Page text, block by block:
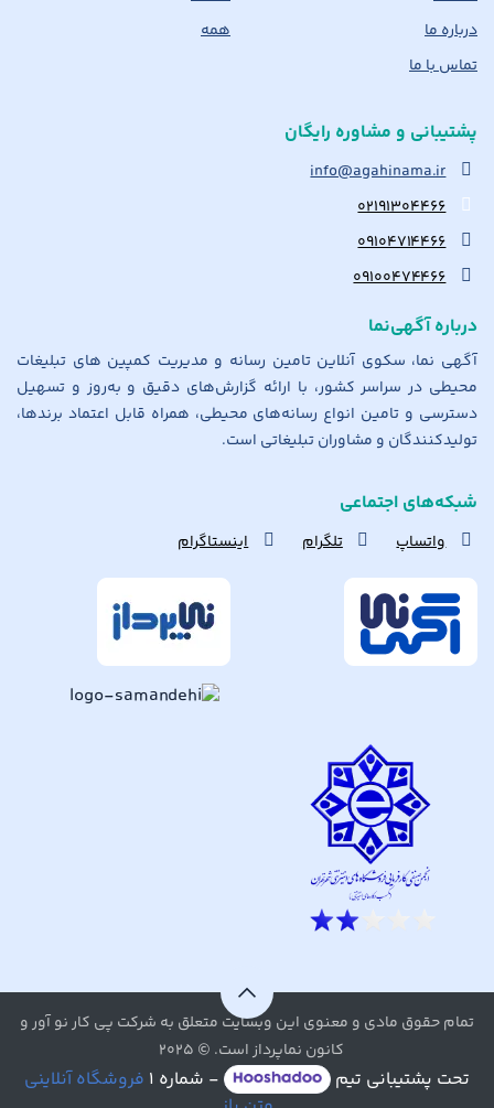
درباره ما
تماس با ما
همه
پشتیبانی و مشاوره رایگان
info@agahinama.ir
۰۲۱۹۱۳۰۴۴۶۶
۰۹۱۰۴۷۱۴۴۶۶
۰۹۱۰۰۴۷۴۴۶۶
درباره آگهی‌نما
آگهی نما، سکوی آنلاین تامین رسانه و مدیریت کمپین های تبلیغات
محیطی در سراسر کشور، با ارائه گزارش‌های دقیق و به‌روز و تسهیل
دسترسی و تامین انواع رسانه‌های محیطی، همراه قابل اعتماد برندها،
تولیدکنندگان و مشاوران تبلیغاتی است.
شبکه‌های اجتماعی
واتساپ تلگرام اینستاگرام
تمام حقوق مادی و معنوی این وبسایت متعلق به شرکت پی کار نو آور و
کانون نماپرداز است. © ۲۰۲۵
تحت پشتیبانی تیم - شماره ۱ فروشگاه آنلاینی